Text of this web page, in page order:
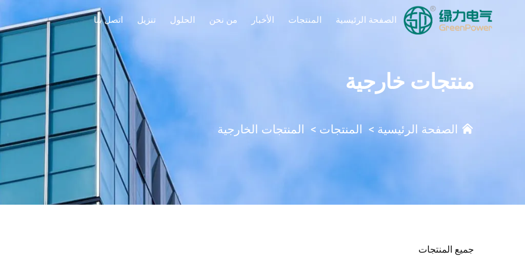
الصفحة الرئيسية المنتجات الأخبار من نحن الحلول تنزيل اتصل بنا
منتجات خارجية
الصفحة الرئيسية > المنتجات > المنتجات الخارجية
جميع المنتجات